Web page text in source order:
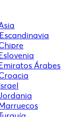
Árabes